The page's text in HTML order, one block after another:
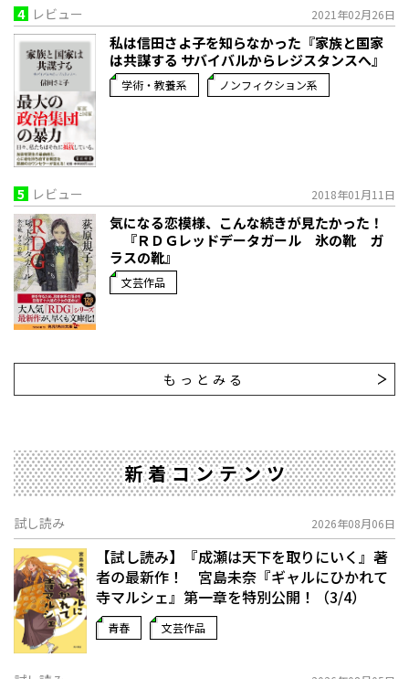
4 レビュー 2021年02月26日
私は信田さよ子を知らなかった『家族と国家
は共謀する サバイバルからレジスタンスへ』
学術・教養系 ノンフィクション系
5 レビュー 2018年01月11日
気になる恋模様、こんな続きが見たかった！
『ＲＤＧレッドデータガール 氷の靴 ガ
ラスの靴』
文芸作品
もっとみる
新着コンテンツ
試し読み 2026年08月06日
【試し読み】『成瀬は天下を取りにいく』著
者の最新作！ 宮島未奈『ギャルにひかれて
寺マルシェ』第一章を特別公開！（3/4）
青春 文芸作品